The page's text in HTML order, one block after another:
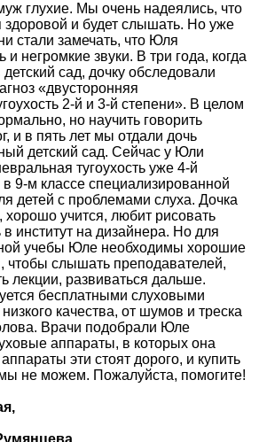
глухие. Мы очень надеялись, что
здоровой и будет слышать. Но уже
стали замечать, что Юля
и негромкие звуки. В три года, когда
сад, дочку обследовали
«двусторонняя
2-й и 3-й степени». В целом
но научить говорить
и в пять лет мы отдали дочь
детский сад. Сейчас у Юли
тугоухость уже 4-й
в 9-м классе специализированной
детей с проблемами слуха. Дочка
хорошо учится, любит рисовать
в институт на дизайнера. Но для
учебы Юле необходимы хорошие
чтобы слышать преподавателей,
лекции, развиваться дальше.
бесплатными слуховыми
качества, от шумов и треска
Врачи подобрали Юле
аппараты, в которых она
эти стоят дорого, и купить
не можем. Пожалуйста, помогите!